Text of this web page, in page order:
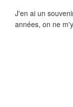
J'en ai un
années, on ne